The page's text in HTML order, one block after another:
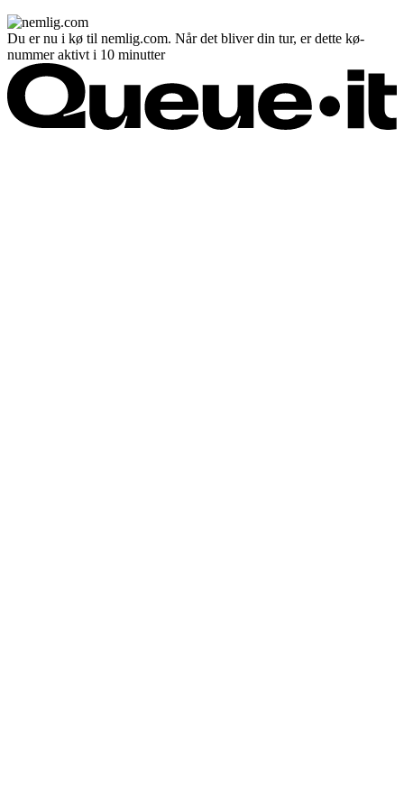
Du er nu i kø til nemlig.com. Når det bliver din tur, er dette kø-
nummer aktivt i 10 minutter